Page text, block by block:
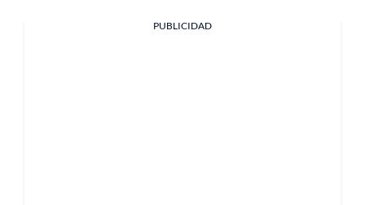
PUBLICIDAD